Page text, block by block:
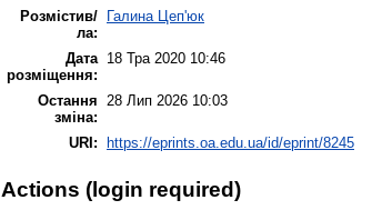
Розмістив/
ла:
Галина Цеп'юк
Дата
розміщення:
18 Тра 2020 10:46
Остання
зміна:
28 Лип 2026 10:03
URI: https://eprints.oa.edu.ua/id/eprint/8245
Actions (login required)